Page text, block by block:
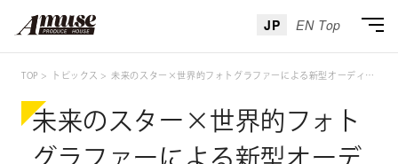
JP EN Top
TOP トピックス 未来のスター×世界的フォトグラファーによる新型オーディション AMUSE Audition 2025-26「私が撮りたかった俳優の原石展」開催!!
未来のスター×世界的フォト
グラファーによる新型オーデ